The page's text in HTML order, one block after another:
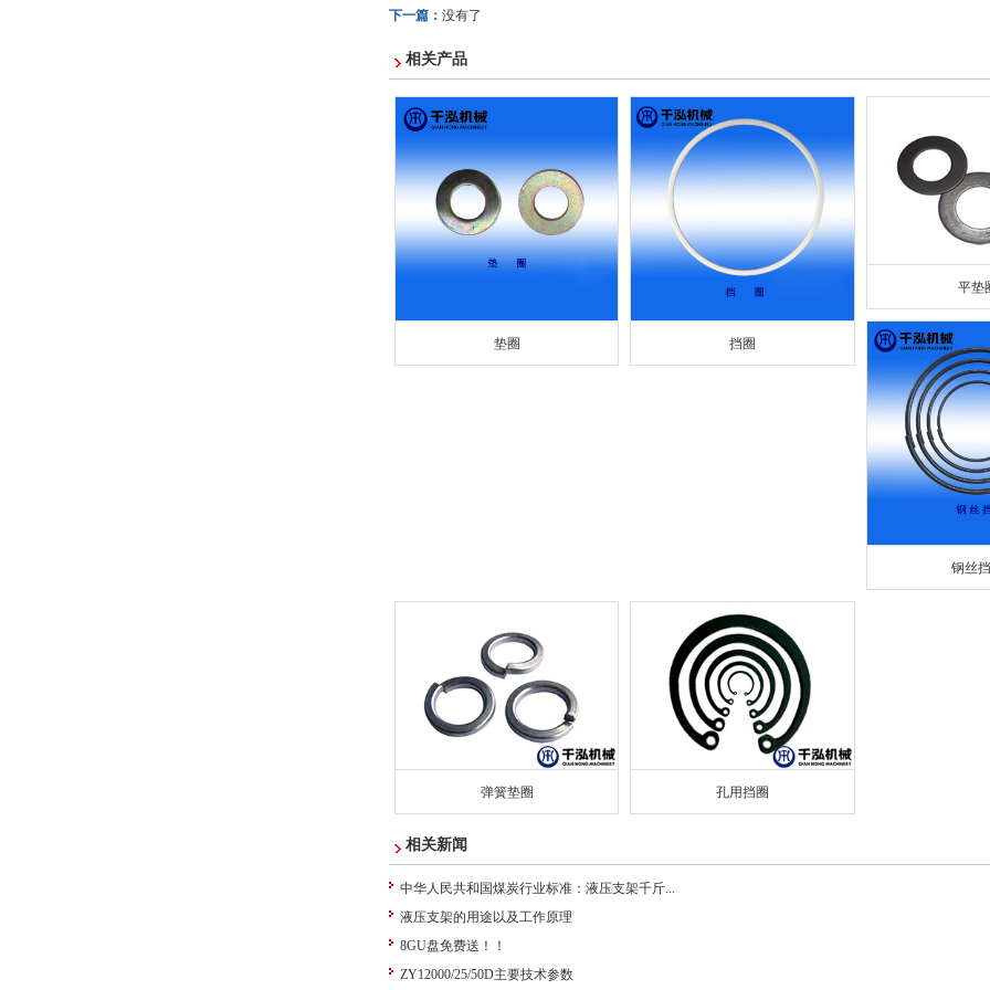
下一篇： 没有了
相关产品
垫圈 挡圈
平垫
钢丝
弹簧垫圈 孔用挡圈
相关新闻
中华人民共和国煤炭行业标准：液压支架千斤...
液压支架的用途以及工作原理
8GU盘免费送！！
ZY12000/25/50D主要技术参数